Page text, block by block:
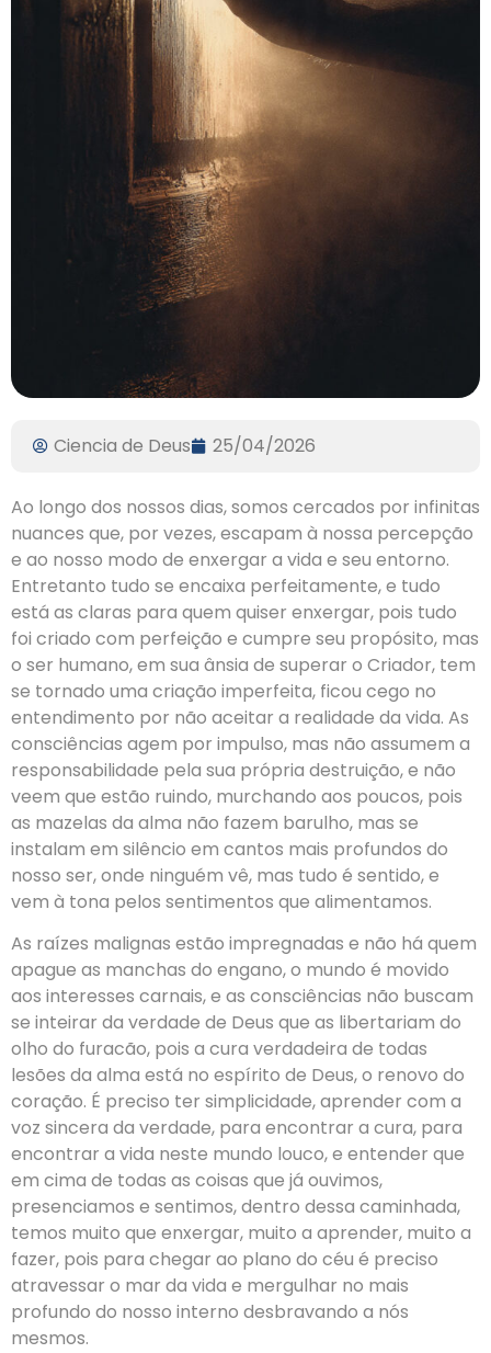
Ciencia de Deus 25/04/2026
Ao longo dos nossos dias, somos cercados por infinitas
nuances que, por vezes, escapam à nossa percepção
e ao nosso modo de enxergar a vida e seu entorno.
Entretanto tudo se encaixa perfeitamente, e tudo
está as claras para quem quiser enxergar, pois tudo
foi criado com perfeição e cumpre seu propósito, mas
o ser humano, em sua ânsia de superar o Criador, tem
se tornado uma criação imperfeita, ficou cego no
entendimento por não aceitar a realidade da vida. As
consciências agem por impulso, mas não assumem a
responsabilidade pela sua própria destruição, e não
veem que estão ruindo, murchando aos poucos, pois
as mazelas da alma não fazem barulho, mas se
instalam em silêncio em cantos mais profundos do
nosso ser, onde ninguém vê, mas tudo é sentido, e
vem à tona pelos sentimentos que alimentamos.
As raízes malignas estão impregnadas e não há quem
apague as manchas do engano, o mundo é movido
aos interesses carnais, e as consciências não buscam
se inteirar da verdade de Deus que as libertariam do
olho do furacão, pois a cura verdadeira de todas
lesões da alma está no espírito de Deus, o renovo do
coração. É preciso ter simplicidade, aprender com a
voz sincera da verdade, para encontrar a cura, para
encontrar a vida neste mundo louco, e entender que
em cima de todas as coisas que já ouvimos,
presenciamos e sentimos, dentro dessa caminhada,
temos muito que enxergar, muito a aprender, muito a
fazer, pois para chegar ao plano do céu é preciso
atravessar o mar da vida e mergulhar no mais
profundo do nosso interno desbravando a nós
mesmos.